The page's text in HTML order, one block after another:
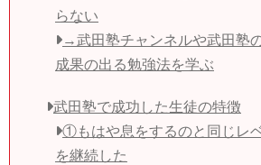
らない
→武田塾チャンネルや武田塾
成果の出る勉強法を学ぶ
武田塾で成功した生徒の特徴
①もはや息をするのと同じレ
を継続した